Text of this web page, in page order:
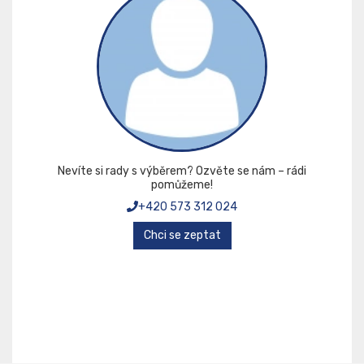
Nevíte si rady s výběrem? Ozvěte se nám – rádi
pomůžeme!
+420 573 312 024
Chci se zeptat